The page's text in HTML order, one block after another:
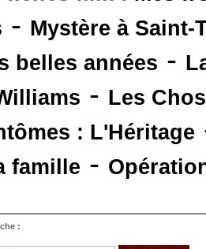
- Mystère à Saint-
belles années -
- Les
: L'Héritage
famille -
: